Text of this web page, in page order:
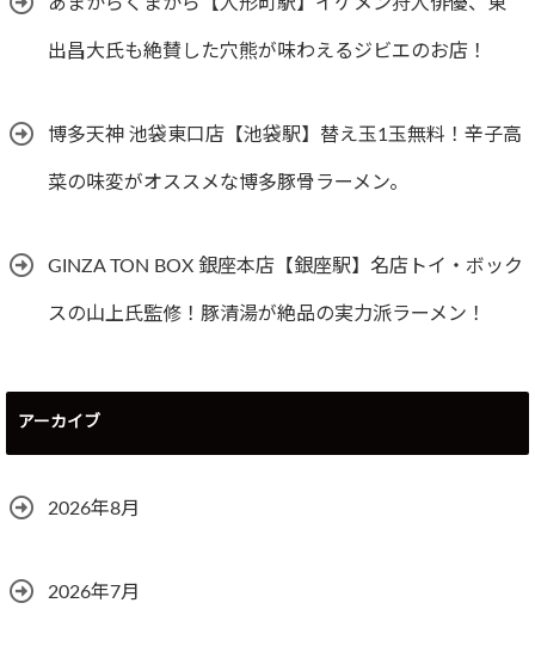
出昌大氏も絶賛した穴熊が味わえるジビエのお店！
博多天神 池袋東口店【池袋駅】替え玉1玉無料！辛子高
菜の味変がオススメな博多豚骨ラーメン。
GINZA TON BOX 銀座本店【銀座駅】名店トイ・ボック
スの山上氏監修！豚清湯が絶品の実力派ラーメン！
アーカイブ
2026年8月
2026年7月